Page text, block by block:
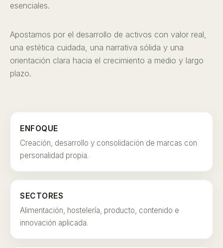
esenciales.
Apostamos por el desarrollo de activos con valor real,
una estética cuidada, una narrativa sólida y una
orientación clara hacia el crecimiento a medio y largo
plazo.
ENFOQUE
Creación, desarrollo y consolidación de marcas con
personalidad propia.
SECTORES
Alimentación, hostelería, producto, contenido e
innovación aplicada.